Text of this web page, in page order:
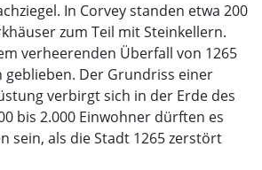
In Corvey standen etwa 200
zum Teil mit Steinkellern.
verheerenden Überfall von 1265
geblieben. Der Grundriss einer
verbirgt sich in der Erde des
bis 2.000 Einwohner dürften es
sein, als die Stadt 1265 zerstört